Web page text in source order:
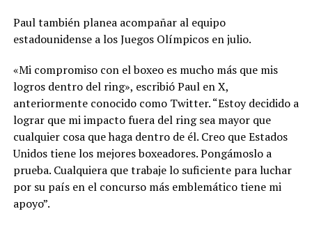
Paul también planea acompañar al equipo
estadounidense a los Juegos Olímpicos en julio.
«Mi compromiso con el boxeo es mucho más que mis
logros dentro del ring», escribió Paul en X,
anteriormente conocido como Twitter. “Estoy decidido a
lograr que mi impacto fuera del ring sea mayor que
cualquier cosa que haga dentro de él. Creo que Estados
Unidos tiene los mejores boxeadores. Pongámoslo a
prueba. Cualquiera que trabaje lo suficiente para luchar
por su país en el concurso más emblemático tiene mi
apoyo”.